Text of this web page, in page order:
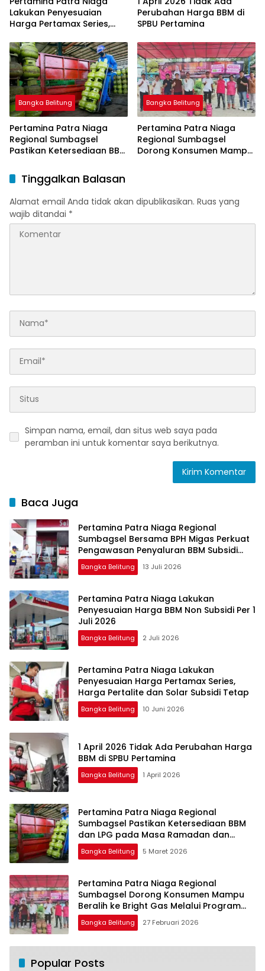
Lakukan Penyesuaian
Harga Pertamax Series,
Subsidi Tetap
Perubahan Harga BBM di
SPBU Pertamina
Bangka Belitung
Pertamina Patra Niaga
Regional Sumbagsel
Pastikan Ketersediaan BBM
Ramadan dan Menjelang
Idulfitri
Bangka Belitung
Pertamina Patra Niaga
Regional Sumbagsel
Dorong Konsumen Mampu
Tinggalkan Balasan
Alamat email Anda tidak akan dipublikasikan. Ruas yang
wajib ditandai *
Simpan nama, email, dan situs web saya pada
peramban ini untuk komentar saya berikutnya.
Baca Juga
Pertamina Patra Niaga Regional
Sumbagsel Bersama BPH Migas Perkuat
Pengawasan Penyaluran BBM Subsidi
bagi Nelayan melalui Aplikasi XSTAR
Bangka Belitung 13 Juli 2026
Pertamina Patra Niaga Lakukan
Penyesuaian Harga BBM Non Subsidi Per 1
Juli 2026
Bangka Belitung 2 Juli 2026
Pertamina Patra Niaga Lakukan
Penyesuaian Harga Pertamax Series,
Harga Pertalite dan Solar Subsidi Tetap
Bangka Belitung 10 Juni 2026
1 April 2026 Tidak Ada Perubahan Harga
BBM di SPBU Pertamina
Bangka Belitung 1 April 2026
Pertamina Patra Niaga Regional
Sumbagsel Pastikan Ketersediaan BBM
dan LPG pada Masa Ramadan dan
Menjelang Idulfitri
Bangka Belitung 5 Maret 2026
Pertamina Patra Niaga Regional
Sumbagsel Dorong Konsumen Mampu
Beralih ke Bright Gas Melalui Program
Trade In di Belitung Timur
Bangka Belitung 27 Februari 2026
Popular Posts